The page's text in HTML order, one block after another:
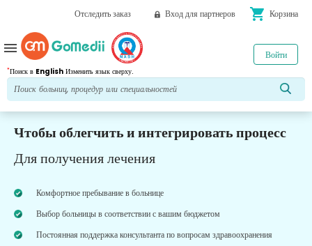
Отследить заказ Вход для партнеров shopping_cart Корзина
*Поиск в English Изменить язык сверху.
Войти
menu
Чтобы облегчить и интегрировать процесс
Для получения лечения
Комфортное пребывание в больнице
Выбор больницы в соответствии с вашим бюджетом
Постоянная поддержка консультанта по вопросам здравоохранения